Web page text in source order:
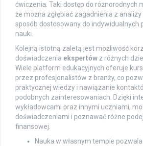
ćwiczenia. Taki dostęp do różnorodnych
że można zgłębiać zagadnienia z
sposób dostosowany do indywidualnych
nauki.
Kolejną istotną zaletą jest możliwość
doświadczenia ekspertów z różnych
Wiele platform edukacyjnych oferuje
przez profesjonalistów z branży, co
praktycznej wiedzy i nawiązanie
podobnych zainteresowaniach. Dzięki
wykładowcami oraz innymi uczniami,
doświadczeniami i poznawać różne
finansowej.
Nauka w własnym tempie